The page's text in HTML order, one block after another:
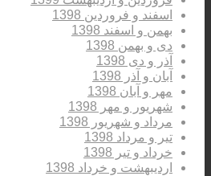
اسفند و فروردین 1398
بهمن و اسفند 1398
دی و بهمن 1398
آذر و دی 1398
آبان و آذر 1398
مهر و آبان 1398
شهریور و مهر 1398
مرداد و شهریور 1398
تیر و مرداد 1398
خرداد و تیر 1398
اردیبهشت و خرداد 1398